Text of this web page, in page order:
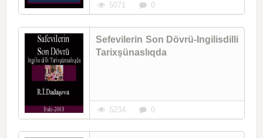
5071 0
Sefevilerin Son Dövrü-Ingilisdilli
Tarixşünaslıqda
5234 0